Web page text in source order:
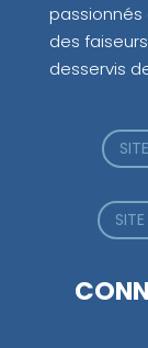
des
desservis